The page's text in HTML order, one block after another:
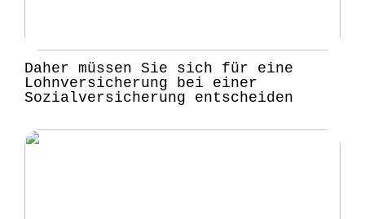
Daher müssen Sie sich für eine
Lohnversicherung bei einer
Sozialversicherung entscheiden